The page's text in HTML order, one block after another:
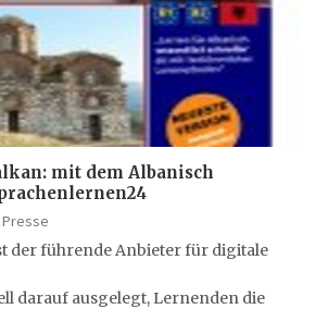
mit dem Albanisch
Presse
der führende Anbieter für digitale
darauf ausgelegt, Lernenden die